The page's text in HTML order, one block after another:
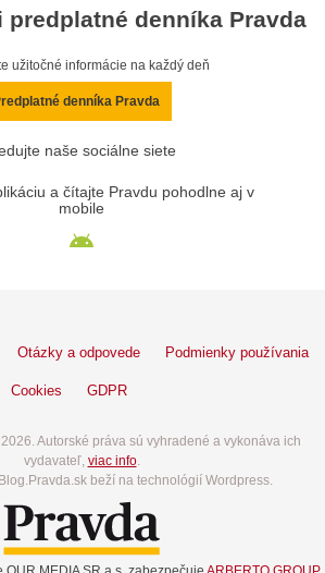
predplatné denníka Pravda
užitočné informácie na každý deň
denníka Pravda
naše sociálne siete
a čítajte Pravdu pohodlne aj v
mobile
Otázky a odpovede Podmienky používania
Cookies GDPR
Autorské práva sú vyhradené a vykonáva ich
vydavateľ, viac info.
beží na technológií Wordpress.